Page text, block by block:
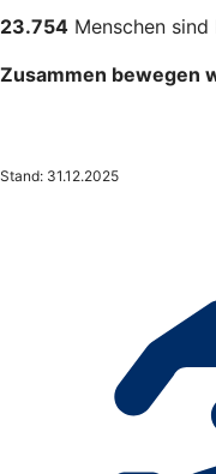
23.754 Menschen
Zusammen bewegen
Stand: 31.12.2025